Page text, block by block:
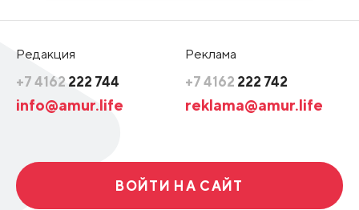
Редакция
+7 4162 222 744
info@amur.life
Реклама
+7 4162 222 742
reklama@amur.life
ВОЙТИ НА САЙТ